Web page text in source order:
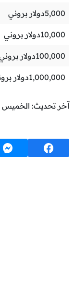
5,000دولار بروني
10,000دولار بروني
100,000دولار
1,000,000دولار
آخر تحديث: الخميس 6 أغسطس 2026